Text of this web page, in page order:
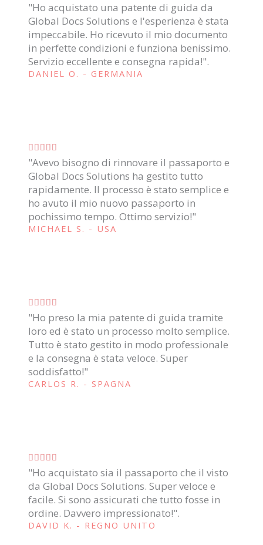
a
l
u
a
5
s
5
"Ho acquistato una patente di guida da
Global Docs Solutions e l'esperienza è stata
impeccabile. Ho ricevuto il mio documento
in perfette condizioni e funziona benissimo.
Servizio eccellente e consegna rapida!".
DANIEL O. - GERMANIA
    
a
l
u
a
5
s
5
"Avevo bisogno di rinnovare il passaporto e
Global Docs Solutions ha gestito tutto
rapidamente. Il processo è stato semplice e
ho avuto il mio nuovo passaporto in
pochissimo tempo. Ottimo servizio!"
MICHAEL S. - USA
    
a
l
u
a
5
s
5
"Ho preso la mia patente di guida tramite
loro ed è stato un processo molto semplice.
Tutto è stato gestito in modo professionale
e la consegna è stata veloce. Super
soddisfatto!"
CARLOS R. - SPAGNA
    
a
l
u
"Ho acquistato sia il passaporto che il visto
da Global Docs Solutions. Super veloce e
facile. Si sono assicurati che tutto fosse in
ordine. Davvero impressionato!".
DAVID K. - REGNO UNITO